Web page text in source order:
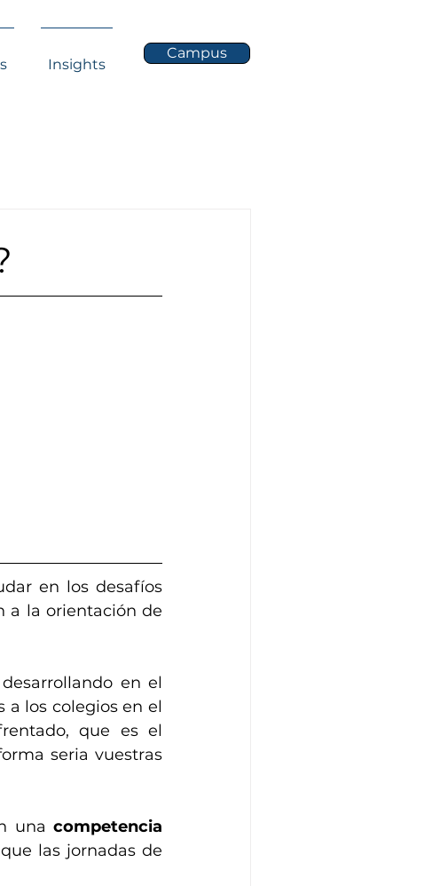
Insights
Campus
en los desafíos
a la orientación de
en el
a los colegios en el
que es el
seria vuestras
una competencia
las jornadas de